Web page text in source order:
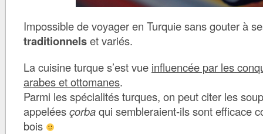
Impossible de voyager en Turquie sans gouter à
traditionnelset variés.
La cuisine turque s’est vue influencée par les
arabes et ottomanes.
Parmi les spécialités turques, on peut citer les
appeléesçorbaqui sembleraient-ils sont efficace
bois